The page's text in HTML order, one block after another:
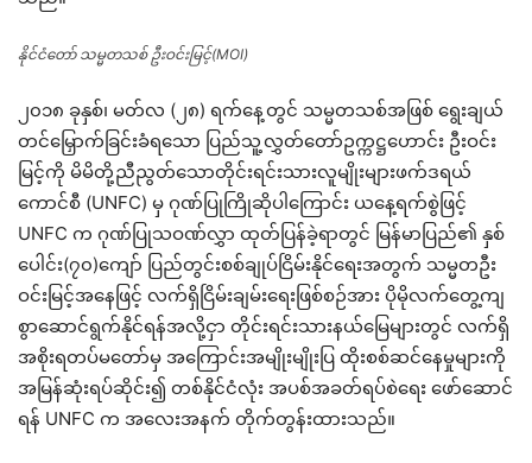
နိုင်ငံတော် သမ္မတသစ် ဦးဝင်းမြင့်(MOI)
၂၀၁၈ ခုနှစ်၊ မတ်လ (၂၈) ရက်နေ့တွင် သမ္မတသစ်အဖြစ် ရွေးချယ်
တင်မြှောက်ခြင်းခံရသော ပြည်သူ့လွှတ်တော်ဥက္ကဋ္ဌဟောင်း ဦးဝင်း
မြင့်ကို မိမိတို့ညီညွတ်သောတိုင်းရင်းသားလူမျိုးများဖက်ဒရယ်
ကောင်စီ (UNFC) မှ ဂုဏ်ပြုကြိုဆိုပါကြောင်း ယနေ့ရက်စွဲဖြင့်
UNFC က ဂုဏ်ပြုသဝဏ်လွှာ ထုတ်ပြန်ခဲ့ရာတွင် မြန်မာပြည်၏ နှစ်
ပေါင်း(၇၀)ကျော် ပြည်တွင်းစစ်ချုပ်ငြိမ်းနိုင်ရေးအတွက် သမ္မတဦး
ဝင်းမြင့်အနေဖြင့် လက်ရှိငြိမ်းချမ်းရေးဖြစ်စဉ်အား ပိုမိုလက်တွေ့ကျ
စွာဆောင်ရွက်နိုင်ရန်အလို့ငှာ တိုင်းရင်းသားနယ်မြေများတွင် လက်ရှိ
အစိုးရတပ်မတော်မှ အကြောင်းအမျိုးမျိုးပြ ထိုးစစ်ဆင်နေမှုများကို
အမြန်ဆုံးရပ်ဆိုင်း၍ တစ်နိုင်ငံလုံး အပစ်အခတ်ရပ်စဲရေး ဖော်ဆောင်
ရန် UNFC က အလေးအနက် တိုက်တွန်းထားသည်။